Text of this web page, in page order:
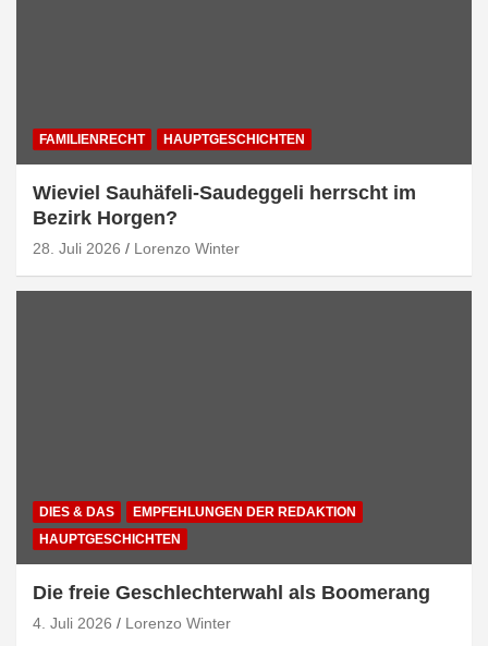
FAMILIENRECHT HAUPTGESCHICHTEN
Wieviel Sauhäfeli-Saudeggeli herrscht im
Bezirk Horgen?
28. Juli 2026 Lorenzo Winter
DIES & DAS
EMPFEHLUNGEN DER REDAKTION
HAUPTGESCHICHTEN
Die freie Geschlechterwahl als Boomerang
4. Juli 2026 Lorenzo Winter